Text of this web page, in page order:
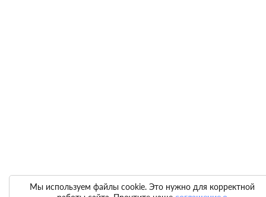
Мы используем файлы cookie. Это нужно для корректной